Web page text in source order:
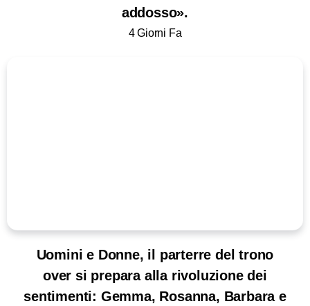
addosso».
4 Giorni Fa
Uomini e Donne, il parterre del trono
over si prepara alla rivoluzione dei
sentimenti: Gemma, Rosanna, Barbara e